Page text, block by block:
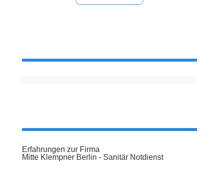
Klimainstallationen. Als engagierter Partner für
Erfahrungen zur Firma
Mitte Klempner Berlin - Sanitär Notdienst